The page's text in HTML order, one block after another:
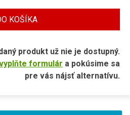
KOŠÍKA
produkt už nie je dostupný.
formulár a pokúsime sa
pre vás nájsť alternatívu.